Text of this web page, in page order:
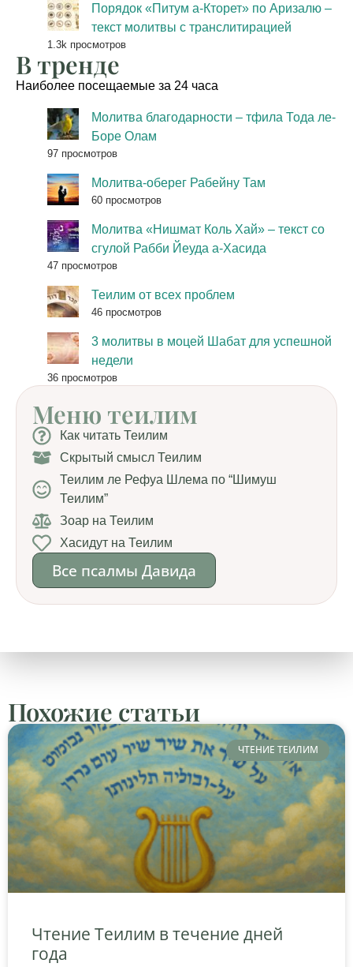
Порядок «Питум а-Кторет» по Аризалю –
текст молитвы с транслитирацией
1.3k просмотров
В тренде
Наиболее посещаемые за 24 часа
Молитва благодарности – тфила Тода ле-
Боре Олам
97 просмотров
Молитва-оберег Рабейну Там
60 просмотров
Молитва «Нишмат Коль Хай» – текст со
сгулой Рабби Йеуда а-Хасида
47 просмотров
Теилим от всех проблем
46 просмотров
3 молитвы в моцей Шабат для успешной
недели
36 просмотров
Меню теилим
Как читать Теилим
Скрытый смысл Теилим
Теилим ле Рефуа Шлема по “Шимуш
Теилим”
Зоар на Теилим
Хасидут на Теилим
Все псалмы Давида
Похожие статьи
ЧТЕНИЕ ТЕИЛИМ
Чтение Теилим в течение дней
года